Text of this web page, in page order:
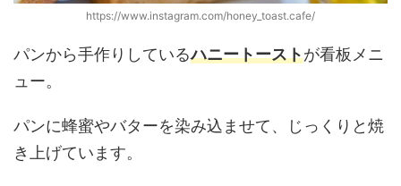
https://www.instagram.com/honey_toast.cafe/
パンから手作りしているハニートーストが看板メニ
ュー。
パンに蜂蜜やバターを染み込ませて、じっくりと焼
き上げています。